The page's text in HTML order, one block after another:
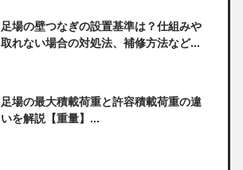
足場の壁つなぎの設置基準は？仕組みや
取れない場合の対処法、補修方法など...
足場の最大積載荷重と許容積載荷重の違
いを解説【重量】...